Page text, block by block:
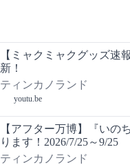
【ミャクミャクグッズ速
新！
ティンカノランド
youtu.be
【アフター万博】『いの
ります！2026/7/25～9/25
ティンカノランド